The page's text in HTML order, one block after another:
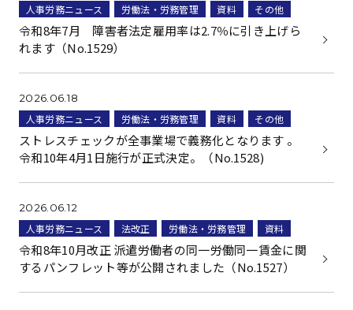
人事労務ニュース 労働法・労務管理 資料 その他
令和8年7月 障害者法定雇用率は2.7％に引き上げら
れます（No.1529）
2026.06.18
人事労務ニュース 労働法・労務管理 資料 その他
ストレスチェックが全事業場で義務化となります 。
令和10年4月1日施行が正式決定。（No.1528)
2026.06.12
人事労務ニュース 法改正 労働法・労務管理 資料
令和8年10月改正 派遣労働者の同一労働同一賃金に関
するパンフレット等が公開されました（No.1527）